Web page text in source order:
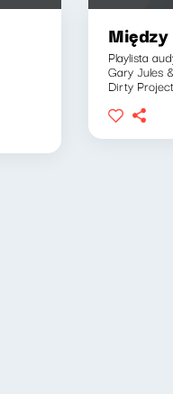
Playlista
Gary Jules
Dirty